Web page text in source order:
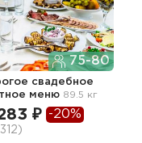
75-80
свадебное
меню 89.5 кг
₽ -20%